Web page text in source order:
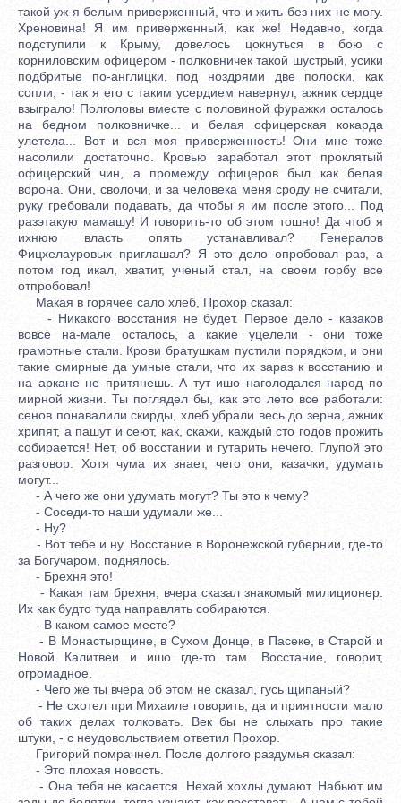
такой уж я белым приверженный, что и жить без них не могу.
Хреновина! Я им приверженный, как же! Недавно, когда
подступили к Крыму, довелось цокнуться в бою с
корниловским офицером - полковничек такой шустрый, усики
подбритые по-англицки, под ноздрями две полоски, как
сопли, - так я его с таким усердием навернул, ажник сердце
взыграло! Полголовы вместе с половиной фуражки осталось
на бедном полковничке... и белая офицерская кокарда
улетела... Вот и вся моя приверженность! Они мне тоже
насолили достаточно. Кровью заработал этот проклятый
офицерский чин, а промежду офицеров был как белая
ворона. Они, сволочи, и за человека меня сроду не считали,
руку гребовали подавать, да чтобы я им после этого... Под
разэтакую мамашу! И говорить-то об этом тошно! Да чтоб я
ихнюю власть опять устанавливал? Генералов
Фицхелауровых приглашал? Я это дело опробовал раз, а
потом год икал, хватит, ученый стал, на своем горбу все
отпробовал!
Макая в горячее сало хлеб, Прохор сказал:
- Никакого восстания не будет. Первое дело - казаков
вовсе на-мале осталось, а какие уцелели - они тоже
грамотные стали. Крови братушкам пустили порядком, и они
такие смирные да умные стали, что их зараз к восстанию и
на аркане не притянешь. А тут ишо наголодался народ по
мирной жизни. Ты поглядел бы, как это лето все работали:
сенов понавалили скирды, хлеб убрали весь до зерна, ажник
хрипят, а пашут и сеют, как, скажи, каждый сто годов прожить
собирается! Нет, об восстании и гутарить нечего. Глупой это
разговор. Хотя чума их знает, чего они, казачки, удумать
могут...
- А чего же они удумать могут? Ты это к чему?
- Соседи-то наши удумали же...
- Ну?
- Вот тебе и ну. Восстание в Воронежской губернии, где-то
за Богучаром, поднялось.
- Брехня это!
- Какая там брехня, вчера сказал знакомый милиционер.
Их как будто туда направлять собираются.
- В каком самое месте?
- В Монастырщине, в Сухом Донце, в Пасеке, в Старой и
Новой Калитвеи и ишо где-то там. Восстание, говорит,
огромадное.
- Чего же ты вчера об этом не сказал, гусь щипаный?
- Не схотел при Михаиле говорить, да и приятности мало
об таких делах толковать. Век бы не слыхать про такие
штуки, - с неудовольствием ответил Прохор.
Григорий помрачнел. После долгого раздумья сказал:
- Это плохая новость.
- Она тебя не касается. Нехай хохлы думают. Набьют им